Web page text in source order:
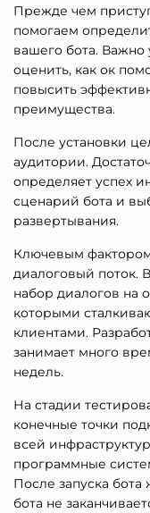
Прежде чем
помогаем
вашего бота. Важно
оценить, как ок
повысить
преимущества.
После установки
аудитории.
определяет успех
сценарий бота и
развертывания.
Ключевым фактором
диалоговый поток.
набор диалогов на
которыми
клиентами.
занимает много
недель.
На стадии
конечные точки
всей
программные
После запуска
бота не